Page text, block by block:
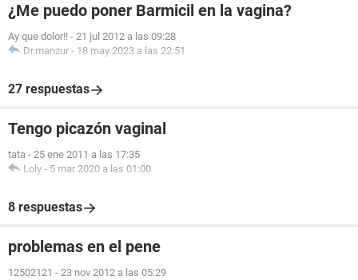
¿Me puedo poner Barmicil en la vagina?
Ay que dolor!! - 21 jul 2012 a las 09:28
Dr.manzur - 18 may 2023 a las 22:51
27 respuestas
Tengo picazón vaginal
tata - 25 ene 2011 a las 17:35
Loly - 5 mar 2020 a las 01:00
8 respuestas
problemas en el pene
12502121 - 23 nov 2012 a las 05:29